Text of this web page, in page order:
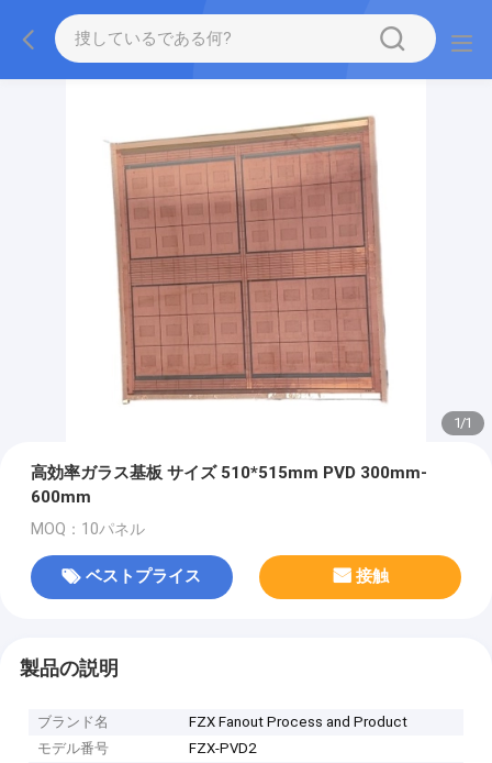
1/1
高効率ガラス基板 サイズ 510*515mm PVD 300mm-
600mm
MOQ：10パネル
ベストプライス 接触
製品の説明
ブランド名
FZX Fanout Process and Product
モデル番号
FZX-PVD2